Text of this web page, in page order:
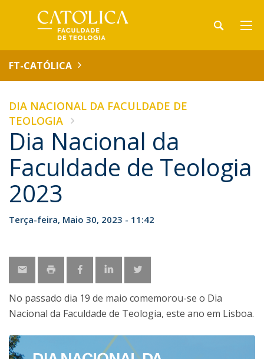
FT-CATÓLICA
DIA NACIONAL DA FACULDADE DE
TEOLOGIA
Dia Nacional da
Faculdade de Teologia
2023
Terça-feira, Maio 30, 2023 - 11:42
No passado dia 19 de maio comemorou-se o Dia
Nacional da Faculdade de Teologia, este ano em Lisboa.